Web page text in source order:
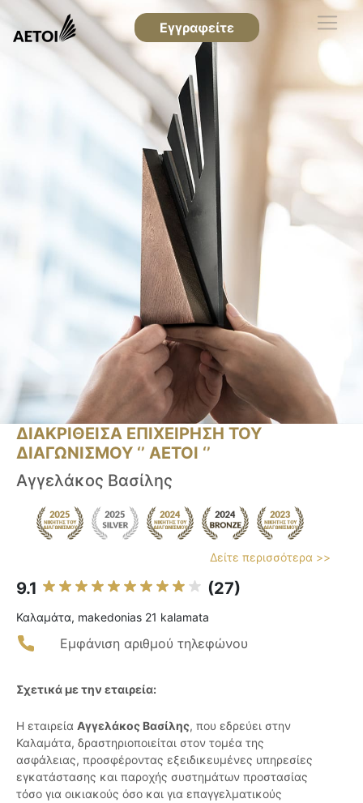
Εγγραφείτε
ΔΙΑΚΡΙΘΕΙΣΑ ΕΠΙΧΕΙΡΗΣΗ ΤΟΥ
ΔΙΑΓΩΝΙΣΜΟΥ ‘’ ΑΕΤΟΙ ‘’
Αγγελάκος Βασίλης
Δείτε περισσότερα >>
9.1 (27)
Καλαμάτα, makedonias 21 kalamata
Εμφάνιση αριθμού τηλεφώνου
Σχετικά με την εταιρεία:
Η εταιρεία Αγγελάκος Βασίλης, που εδρεύει στην
Καλαμάτα, δραστηριοποιείται στον τομέα της
ασφάλειας, προσφέροντας εξειδικευμένες υπηρεσίες
εγκατάστασης και παροχής συστημάτων προστασίας
τόσο για οικιακούς όσο και για επαγγελματικούς